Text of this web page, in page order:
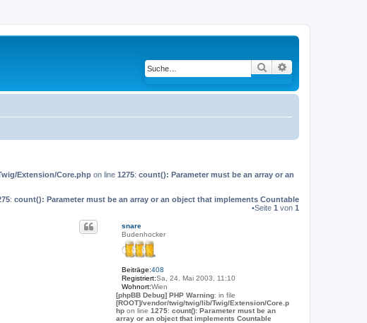
Suche
Extension/Core.php on line 1275: count(): Parameter must be an array or an
: count(): Parameter must be an array or an object that implements Countable
•Seite 1 von 1
snare
Budenhocker
Beiträge:408
Registriert:Sa, 24. Mai 2003, 11:10
Wohnort:Wien
[phpBB Debug] PHP Warning: in file
[ROOT]/vendor/twig/twig/lib/Twig/Extension/Core.p
hpon line 1275: count(): Parameter must be an
array or an object that implements Countable